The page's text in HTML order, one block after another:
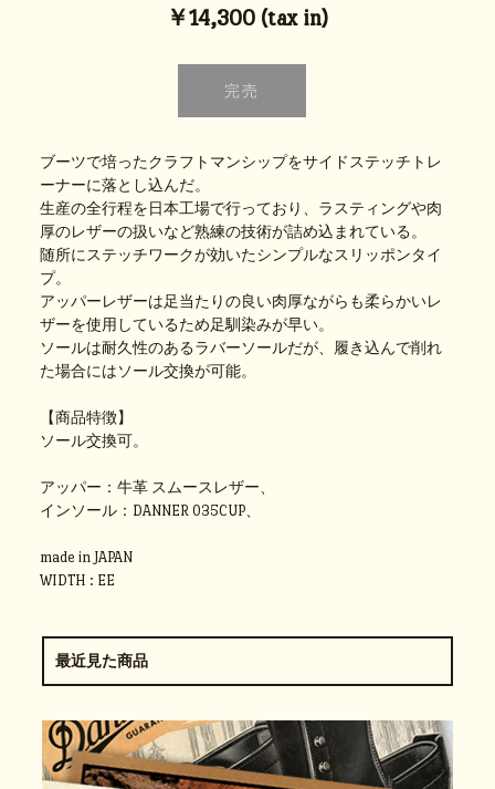
￥14,300 (tax in)
ブーツで培ったクラフトマンシップをサイドステッチトレ
ーナーに落とし込んだ。
生産の全行程を日本工場で行っており、ラスティングや肉
厚のレザーの扱いなど熟練の技術が詰め込まれている。
随所にステッチワークが効いたシンプルなスリッポンタイ
プ。
アッパーレザーは足当たりの良い肉厚ながらも柔らかいレ
ザーを使用しているため足馴染みが早い。
ソールは耐久性のあるラバーソールだが、履き込んで削れ
た場合にはソール交換が可能。
【商品特徴】
ソール交換可。
アッパー：牛革 スムースレザー、
インソール：DANNER 035CUP、
made in JAPAN
WIDTH : EE
最近見た商品